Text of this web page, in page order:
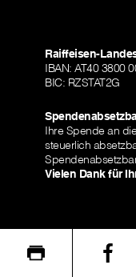
Raiffeisen-
IBAN: AT40 3800
BIC: RZSTAT2G
Ihre Spende an
steuerlich
Vielen Dank für